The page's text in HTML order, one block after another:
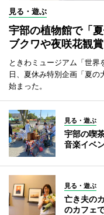
見る・遊ぶ
宇部の植物館で「
ブクワや夜咲花観賞
ときわミュージアム「世
日、夏休み特別企画「夏
始まった。
見る・遊ぶ
宇部の喫
音楽イベ
見る・遊ぶ
亡き夫の
のカフェ